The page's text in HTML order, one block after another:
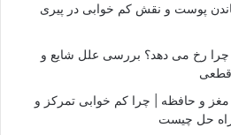
پوست و نقش کم خوابی در پیری
رخ می دهد؟ بررسی علل شایع و
قطعی
و حافظه | چرا کم خوابی تمرکز و
راه حل چیست